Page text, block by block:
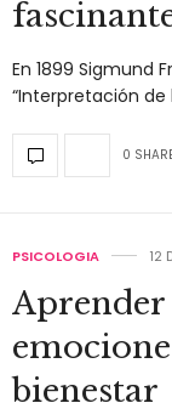
En 1899 Sigmund
“Interpretación
0
PSICOLOGIA 12
Aprender
bienestar